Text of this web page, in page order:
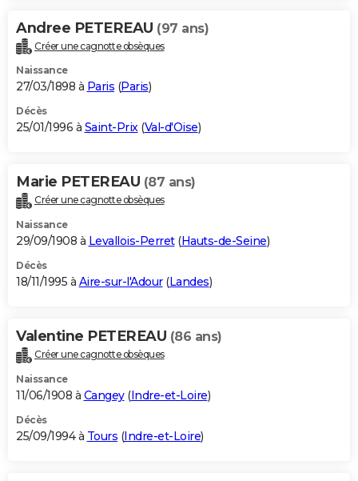
Andree PETEREAU (97 ans)
Créer une cagnotte obsèques
Naissance
27/03/1898 à Paris (Paris)
Décès
25/01/1996 à Saint-Prix(Val-d'Oise)
Marie PETEREAU (87 ans)
Créer une cagnotte obsèques
Naissance
29/09/1908 à Levallois-Perret(Hauts-de-Seine)
Décès
18/11/1995 à Aire-sur-l'Adour(Landes)
Valentine PETEREAU (86 ans)
Créer une cagnotte obsèques
Naissance
11/06/1908 à Cangey(Indre-et-Loire)
Décès
25/09/1994 à Tours (Indre-et-Loire)